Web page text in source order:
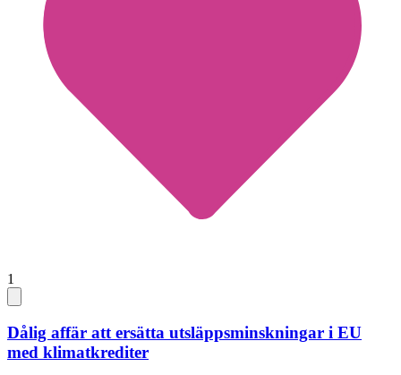
1
Dålig affär att ersätta utsläppsminskningar i EU
med klimatkrediter